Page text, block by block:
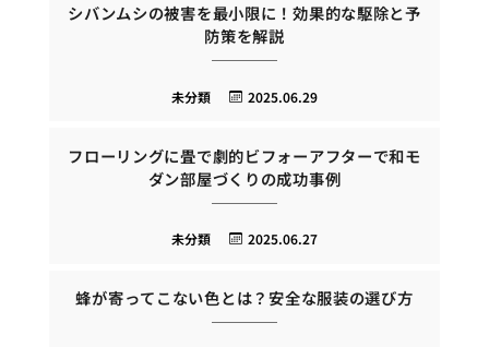
シバンムシの被害を最小限に！効果的な駆除と予
防策を解説
2025.06.29
未分類
フローリングに畳で劇的ビフォーアフターで和モ
ダン部屋づくりの成功事例
2025.06.27
未分類
蜂が寄ってこない色とは？安全な服装の選び方